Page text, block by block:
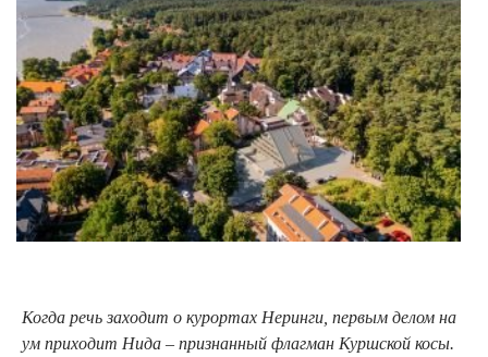
Когда речь заходит о курортах Неринги, первым делом на
ум приходит Нида – признанный флагман Куршской косы.